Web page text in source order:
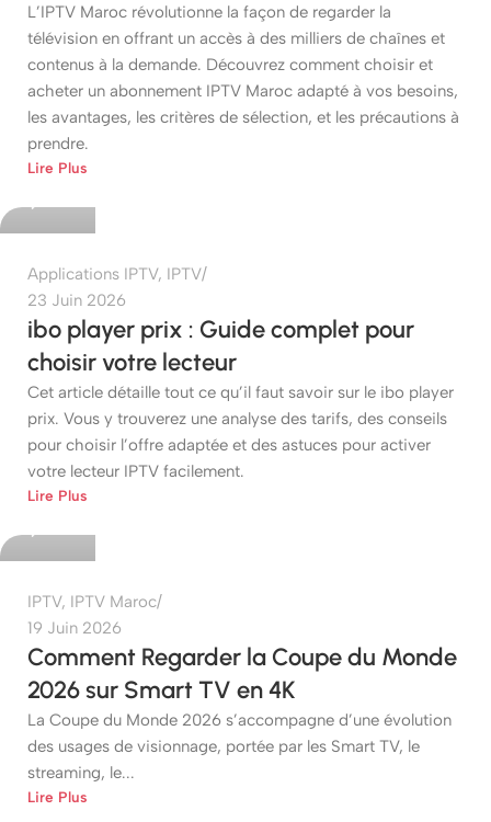
L’IPTV Maroc révolutionne la façon de regarder la
télévision en offrant un accès à des milliers de chaînes et
contenus à la demande. Découvrez comment choisir et
acheter un abonnement IPTV Maroc adapté à vos besoins,
les avantages, les critères de sélection, et les précautions à
prendre.
Lire Plus
etshop
Applications IPTV, IPTV
23 Juin 2026
ibo player prix : Guide complet pour
choisir votre lecteur
Cet article détaille tout ce qu’il faut savoir sur le ibo player
prix. Vous y trouverez une analyse des tarifs, des conseils
pour choisir l’offre adaptée et des astuces pour activer
votre lecteur IPTV facilement.
Lire Plus
etshop
IPTV, IPTV Maroc
19 Juin 2026
Comment Regarder la Coupe du Monde
2026 sur Smart TV en 4K
La Coupe du Monde 2026 s’accompagne d’une évolution
des usages de visionnage, portée par les Smart TV, le
streaming, le...
Lire Plus